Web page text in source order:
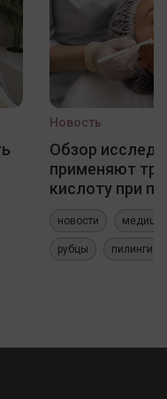
Новость
Обзор
применяют
кислоту при
новости
рубцы пилинги